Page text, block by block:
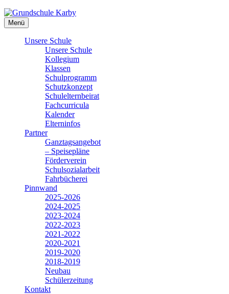
Menü
Unsere Schule
Unsere Schule
Kollegium
Klassen
Schulprogramm
Schutzkonzept
Schulelternbeirat
Fachcurricula
Kalender
Elterninfos
Partner
Ganztagsangebot
– Speisepläne
Förderverein
Schulsozialarbeit
Fahrbücherei
Pinnwand
2025-2026
2024-2025
2023-2024
2022-2023
2021-2022
2020-2021
2019-2020
2018-2019
Neubau
Schülerzeitung
Kontakt